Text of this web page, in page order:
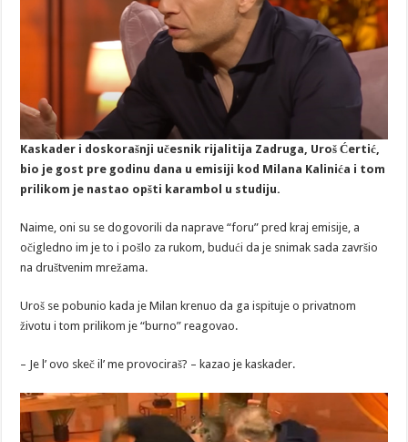
Kaskader i doskorašnji učesnik rijalitija Zadruga, Uroš Ćertić,
bio je gost pre godinu dana u emisiji kod Milana Kalinića i tom
prilikom je nastao opšti karambol u studiju.
Naime, oni su se dogovorili da naprave “foru” pred kraj emisije, a
očigledno im je to i pošlo za rukom, budući da je snimak sada završio
na društvenim mrežama.
Uroš se pobunio kada je Milan krenuo da ga ispituje o privatnom
životu i tom prilikom je “burno” reagovao.
– Je l’ ovo skeč il’ me provociraš? – kazao je kaskader.